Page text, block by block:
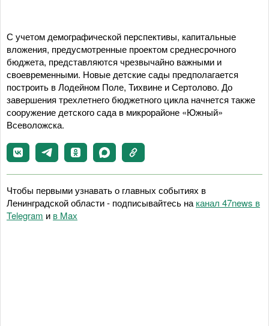
С учетом демографической перспективы, капитальные
вложения, предусмотренные проектом среднесрочного
бюджета, представляются чрезвычайно важными и
своевременными. Новые детские сады предполагается
построить в Лодейном Поле, Тихвине и Сертолово. До
завершения трехлетнего бюджетного цикла начнется также
сооружение детского сада в микрорайоне «Южный»
Всеволожска.
Чтобы первыми узнавать о главных событиях в
Ленинградской области - подписывайтесь на канал 47news в
Telegram и в Maх